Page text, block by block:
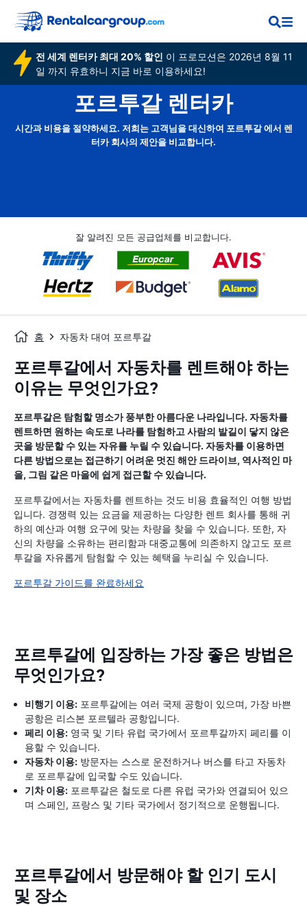
전 세계 렌터카 최대 20% 할인 이 프로모션은 2026년 8월 11
일 까지 유효하니 지금 바로 이용하세요!
포르투갈 렌터카
시간과 비용을 절약하세요. 저희는 고객님을 대신하여 포르투갈 에서 렌
터카 회사의 제안을 비교합니다.
잘 알려진 모든 공급업체를 비교합니다.
홈 자동차 대여 포르투갈
포르투갈에서 자동차를 렌트해야 하는
이유는 무엇인가요?
포르투갈은 탐험할 명소가 풍부한 아름다운 나라입니다. 자동차를
렌트하면 원하는 속도로 나라를 탐험하고 사람의 발길이 닿지 않은
곳을 방문할 수 있는 자유를 누릴 수 있습니다. 자동차를 이용하면
다른 방법으로는 접근하기 어려운 멋진 해안 드라이브, 역사적인 마
을, 그림 같은 마을에 쉽게 접근할 수 있습니다.
포르투갈에서는 자동차를 렌트하는 것도 비용 효율적인 여행 방법
입니다. 경쟁력 있는 요금을 제공하는 다양한 렌트 회사를 통해 귀
하의 예산과 여행 요구에 맞는 차량을 찾을 수 있습니다. 또한, 자
신의 차량을 소유하는 편리함과 대중교통에 의존하지 않고도 포르
투갈을 자유롭게 탐험할 수 있는 혜택을 누리실 수 있습니다.
포르투갈 가이드를 완료하세요
포르투갈에 입장하는 가장 좋은 방법은
무엇인가요?
비행기 이용: 포르투갈에는 여러 국제 공항이 있으며, 가장 바쁜
공항은 리스본 포르텔라 공항입니다.
페리 이용: 영국 및 기타 유럽 국가에서 포르투갈까지 페리를 이
용할 수 있습니다.
자동차 이용: 방문자는 스스로 운전하거나 버스를 타고 자동차
로 포르투갈에 입국할 수도 있습니다.
기차 이용: 포르투갈은 철도로 다른 유럽 국가와 연결되어 있으
며 스페인, 프랑스 및 기타 국가에서 정기적으로 운행됩니다.
포르투갈에서 방문해야 할 인기 도시
및 장소